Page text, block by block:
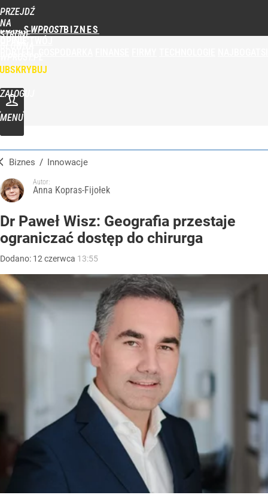
PRZEJDŹ
NA
STRONĘ
BIZNES WPROST
ZALOGUJ
MENU
Biznes / Innowacje
Autor:
Anna Kopras-Fijołek
Dr Paweł Wisz: Geografia przestaje
ograniczać dostęp do chirurga
Dodano: 12 czerwca 13:55